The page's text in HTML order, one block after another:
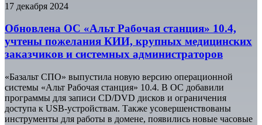
17 декабря 2024
Обновлена ОС «Альт Рабочая станция» 10.4,
учтены пожелания КИИ, крупных медицинских
заказчиков и системных администраторов
«Базальт СПО» выпустила новую версию операционной
системы «Альт Рабочая станция» 10.4. В ОС добавили
программы для записи CD/DVD дисков и ограничения
доступа к USB-устройствам. Также усовершенствованы
инструменты для работы в домене, появились новые часовые